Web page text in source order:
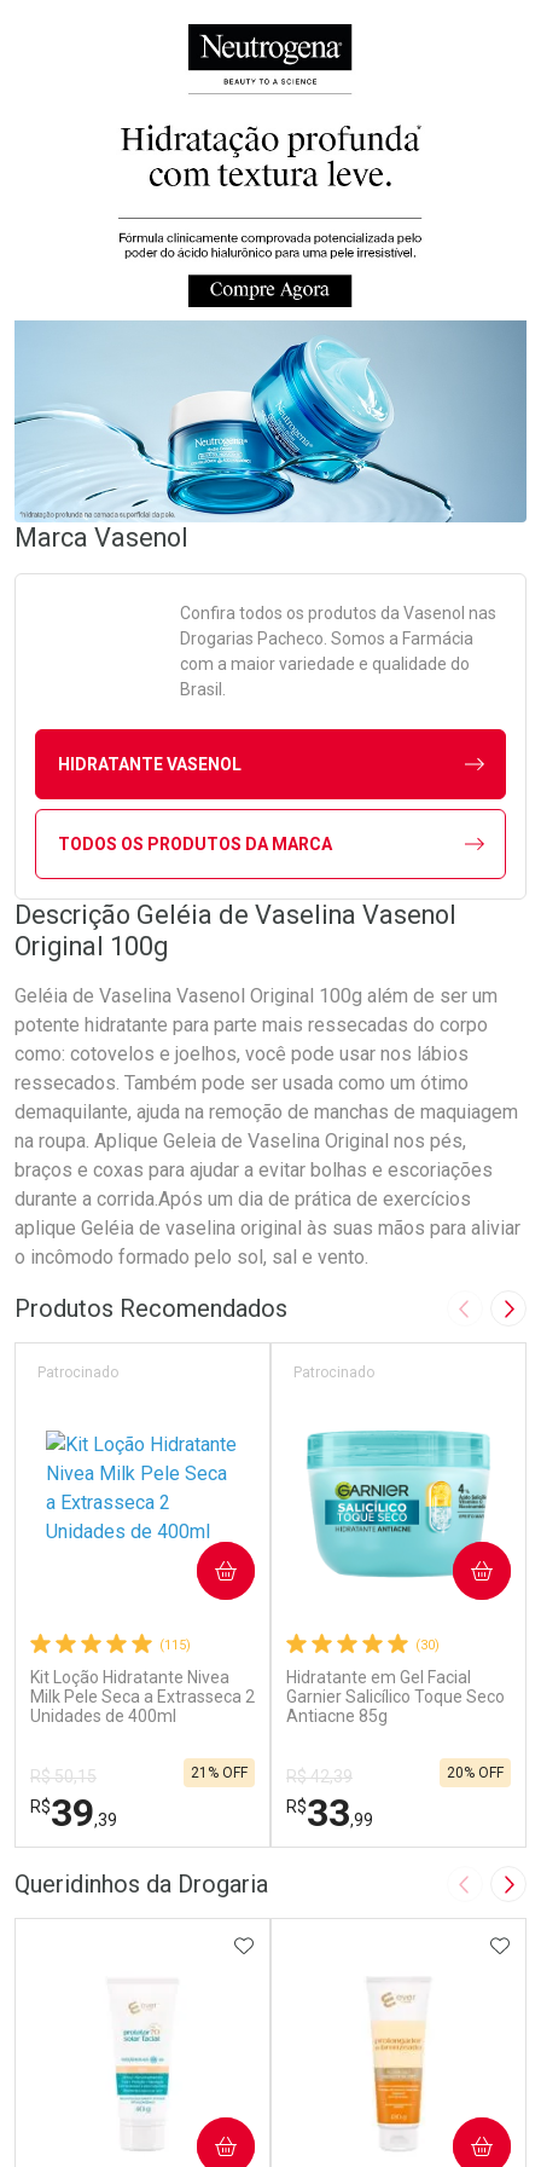
Marca Vasenol
Confira todos os produtos da Vasenol nas
Drogarias Pacheco. Somos a Farmácia
com a maior variedade e qualidade do
Brasil.
HIDRATANTE VASENOL
TODOS OS PRODUTOS DA MARCA
Descrição Geléia de Vaselina Vasenol
Original 100g
Geléia de Vaselina Vasenol Original 100g além de ser um
potente hidratante para parte mais ressecadas do corpo
como: cotovelos e joelhos, você pode usar nos lábios
ressecados. Também pode ser usada como um ótimo
demaquilante, ajuda na remoção de manchas de maquiagem
na roupa. Aplique Geleia de Vaselina Original nos pés,
braços e coxas para ajudar a evitar bolhas e escoriações
durante a corrida.Após um dia de prática de exercícios
aplique Geléia de vaselina original às suas mãos para aliviar
o incômodo formado pelo sol, sal e vento.
Produtos Recomendados Imagem
(115)
Kit Loção Hidratante Nivea
Milk Pele Seca a Extrasseca 2
Unidades de 400ml
Patrocinado
R$ 50,15
R$39,39
21% OFF
COMPRAR
(30)
Hidratante em Gel Facial
Garnier Salicílico Toque Seco
Antiacne 85g
Patrocinado
R$ 42,39
R$33,99
20% OFF
COMPRAR
Queridinhos da Drogaria Imagem
ADICIONAR AOS FAVORITOS
COMPRAR COMPRAR